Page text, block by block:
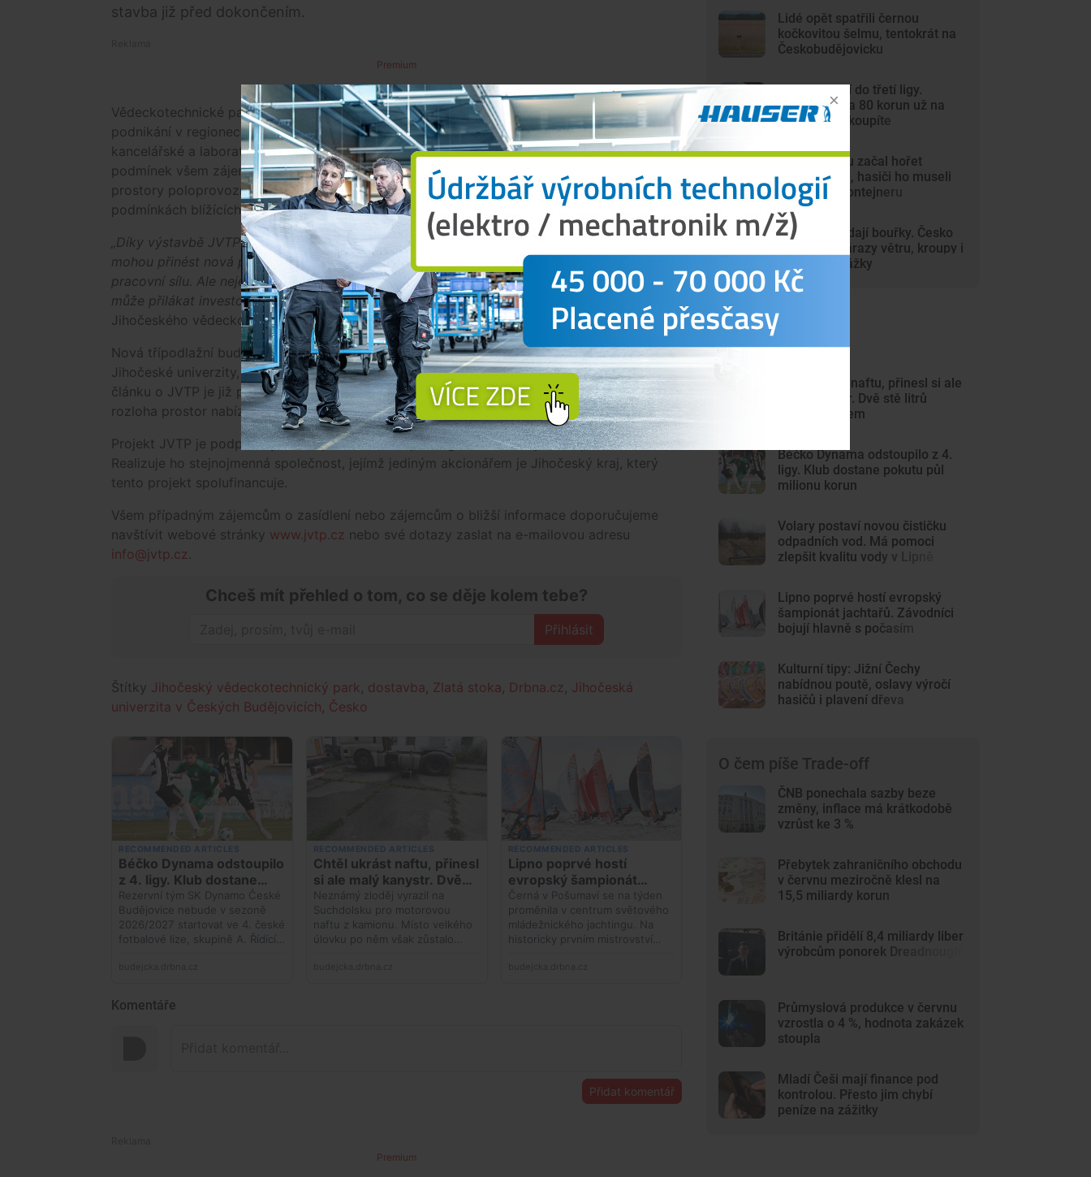
stavba již před dokončením.
Premium
Vědeckotechnické parky vznikají za účelem vytváření vhodného prostředí pro podporu
podnikání v regionech. Ten budějcký není výjimkou - bude poskytovat univerzální
kancelářské a laboratorní prostředí vybavené nábytkem a přístroji za zvýhodněných
podmínek všem zájemcům s dobrým nápadem. K pronájmu bude rovněž přednáškový sál a
prostory poloprovozního charakteru, kde bude možné otestovat si své myšlenky v
podmínkách blížících se reálnému provozu.
„Díky výstavbě JVTP budou vytvořeny vhodné podmínky pro rozvoj nových firem. Ty
mohou přinést nová pracovní místa, která pomohou v regionu udržet kvalifikovanou
pracovní sílu. Ale nejen to. Vědeckotechnický park přispěje k zatraktivnění image kraje a
může přilákat investory i z jiných regionů České republiky nebo i ze zahraničí,“
Jihočeského vědeckotechnického parku František Mlčák.
Nová třípodlažní budova Jihočeského vědeckotechnického parku, vznikající v areálu
Jihočeské univerzity, by měla být dokončena v druhé polovině léta. Od vydání minulého
článku o JVTP je již před dokončením a čeká na vybavení nábytkem a přístroji. Celková
rozloha prostor nabízených k pronájmu bude zhruba dva tisíce metrů čtverečních.
Projekt JVTP je podpořený z Evropského fondu pro regionální rozvoj ze 75 procent.
Realizuje ho stejnojmenná společnost, jejímž jediným akcionářem je Jihočeský kraj, který
tento projekt spolufinancuje.
Všem případným zájemcům o zasídlení nebo zájemcům o bližší informace doporučujeme
navštívit webové stránky www.jvtp.cz nebo své dotazy zaslat na e-mailovou adresu
info@jvtp.cz .
Chceš mít přehled o tom, co se děje kolem tebe?
Přihlásit
Štítky Jihočeský vědeckotechnický park dostavba Zlatá stoka Drbna.cz Jihočeská
univerzita v Českých Budějovicích Česko
Komentáře
Přidat komentář
Premium
Lidé opět spatřili černou
kočkovitou šelmu, tentokrát na
Českobudějovicku
Dynamo míří do třetí ligy.
Vstupenky za 80 korun už na
internetu nekoupíte
V autosalonu začal hořet
elektromobil, hasiči ho museli
ponořit do kontejneru
Vedra vystřídají bouřky. Česko
zasáhnou nárazy větru, kroupy i
přívalové srážky
Nejnovější články
Chtěl ukrást naftu, přinesl si ale
malý kanystr. Dvě stě litrů
vyteklo na zem
Béčko Dynama odstoupilo z 4.
ligy. Klub dostane pokutu půl
milionu korun
Volary postaví novou čističku
odpadních vod. Má pomoci
zlepšit kvalitu vody v Lipně
Lipno poprvé hostí evropský
šampionát jachtařů. Závodníci
bojují hlavně s počasím
Kulturní tipy: Jižní Čechy
nabídnou poutě, oslavy výročí
hasičů i plavení dřeva
O čem píše Trade-off
ČNB ponechala sazby beze
změny, inflace má krátkodobě
vzrůst ke 3 %
Přebytek zahraničního obchodu
v červnu meziročně klesl na
15,5 miliardy korun
Británie přidělí 8,4 miliardy liber
výrobcům ponorek Dreadnought
Průmyslová produkce v červnu
vzrostla o 4 %, hodnota zakázek
stoupla
Mladí Češi mají finance pod
kontrolou. Přesto jim chybí
peníze na zážitky